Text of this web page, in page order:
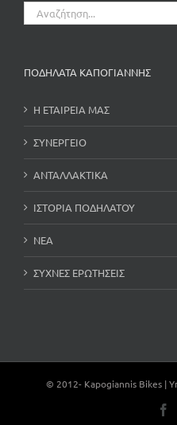
Αναζήτηση
για:
ΠΟΔΗΛΑΤΑ ΚΑΠΟΓΙΑΝΝΗΣ
Η ΕΤΑΙΡΕΙΑ ΜΑΣ
ΣΥΝΕΡΓΕΙΟ
ΑΝΤΑΛΛΑΚΤΙΚΑ
ΙΣΤΟΡΙΑ ΠΟΔΗΛΑΤΟΥ
ΝΕΑ
ΣΥΧΝΕΣ ΕΡΩΤΗΣΕΙΣ
© 2012- Kapogiannis Bikes |